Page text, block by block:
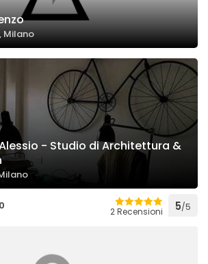
Milano
- Studio di Architettura &
2 Recensioni 5/5